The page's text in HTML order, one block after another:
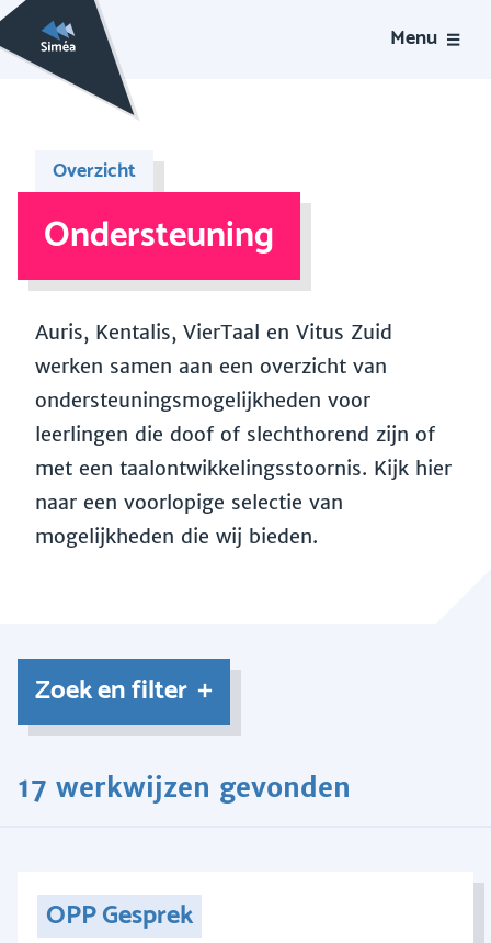
Menu
Overzicht
Ondersteuning
Auris, Kentalis, VierTaal en Vitus Zuid
werken samen aan een overzicht van
ondersteuningsmogelijkheden voor
leerlingen die doof of slechthorend zijn of
met een taalontwikkelingsstoornis. Kijk hier
naar een voorlopige selectie van
mogelijkheden die wij bieden.
Zoek en filter
17 werkwijzen gevonden
OPP Gesprek